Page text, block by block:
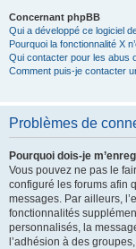
Concernant phpBB
Qui a développé ce logiciel
Pourquoi la fonctionnalité X
Qui contacter pour les abus
Comment puis-je contacter
Problèmes de
Pourquoi dois-je
Vous pouvez ne pas le
configuré les forums afin
messages. Par ailleurs,
fonctionnalités
personnalisés, la
l’adhésion à des